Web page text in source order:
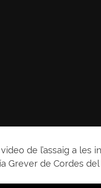
de l’assaig a les
Grever de Cordes del